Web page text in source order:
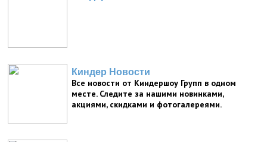
Киндер Новости
Все новости от Киндершоу Групп в одном
месте. Следите за нашими новинками,
акциями, скидками и фотогалереями.